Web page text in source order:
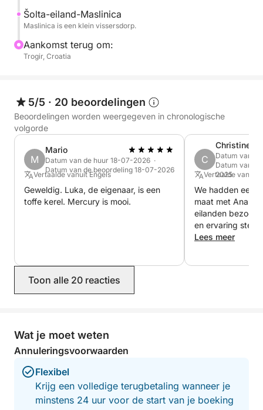
Šolta-eiland-Maslinica
Maslinica is een klein vissersdorp.
Aankomst terug om:
Trogir, Croatia
5/5 · 20 beoordelingen
Beoordelingen worden weergegeven in chronologische
volgorde
M
Mario
Datum van de huur 18-07-2026 ·
Datum van de beoordeling 18-07-2026
Vertaalde vanuit Engels
Geweldig. Luka, de eigenaar, is een
toffe kerel. Mercury is mooi.
C
Christine
Datum van
Datum van
2025
Vertaalde vanuit
We hadden een
maat met Ana
eilanden
en ervaring
rustige,
privécharter is
prijs-
Lees meer
Toon alle 20 reacties
Wat je moet weten
Annuleringsvoorwaarden
Flexibel
Krijg een volledige terugbetaling wanneer je
minstens 24 uur voor de start van je boeking